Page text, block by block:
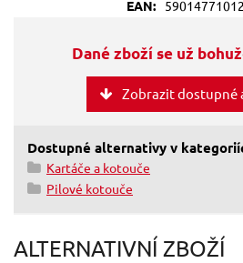
EAN:
Dané zboží se už
Zobrazit dostupné
Dostupné alternativy v
Kartáče a kotouče
Pilové kotouče
ALTERNATIVNÍ ZBOŽÍ